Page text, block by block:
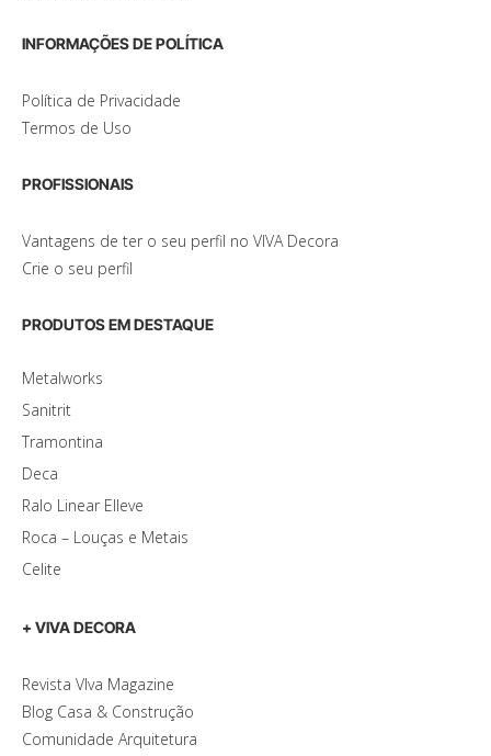
INFORMAÇÕES DE POLÍTICA
Política de Privacidade
Termos de Uso
PROFISSIONAIS
Vantagens de ter o seu perfil no VIVA Decora
Crie o seu perfil
PRODUTOS EM DESTAQUE
Metalworks
Sanitrit
Tramontina
Deca
Ralo Linear Elleve
Roca – Louças e Metais
Celite
+ VIVA DECORA
Revista VIva Magazine
Blog Casa & Construção
Comunidade Arquitetura